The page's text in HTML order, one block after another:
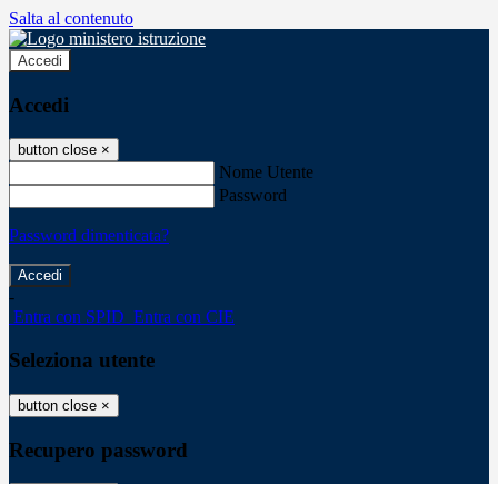
Salta al contenuto
Accedi
Accedi
button close ×
Nome Utente
Password
Password dimenticata?
-
Entra con SPID Entra con CIE
Seleziona utente
button close ×
Recupero password